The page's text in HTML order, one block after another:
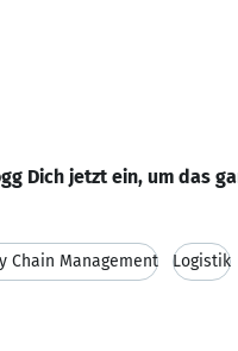
Dich jetzt ein, um das
Chain Management Logistik